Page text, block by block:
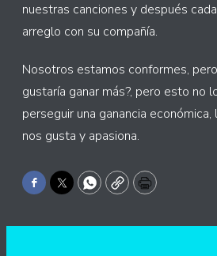
nuestras canciones y después
arreglo con su compañía.
Nosotros estamos conformes,
gustaría ganar más?, pero esto no
perseguir una ganancia
nos gusta y apasiona.
Facebook
TwitterWhatsApp
CopyPrint